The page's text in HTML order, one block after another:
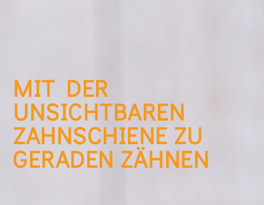
MIT DER
UNSICHTBAREN
ZAHNSCHIENE ZU
GERADEN ZÄHNEN